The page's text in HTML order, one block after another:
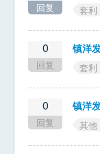
回复 套利
0
回复
镇洋
套利
0
回复
镇洋
其他